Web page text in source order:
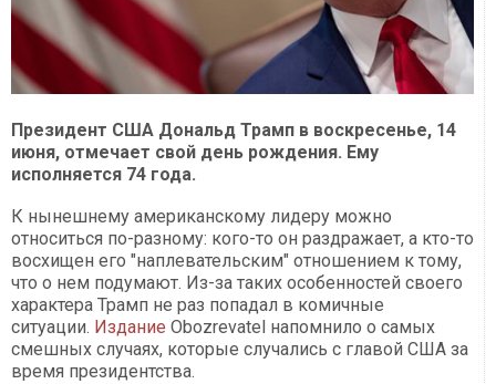
Президент США Дональд Трамп в воскресенье, 14
июня, отмечает свой день рождения. Ему
исполняется 74 года.
К нынешнему американскому лидеру можно
относиться по-разному: кого-то он раздражает, а кто-то
восхищен его "наплевательским" отношением к тому,
что о нем подумают. Из-за таких особенностей своего
характера Трамп не раз попадал в комичные
ситуации. Издание Оbozrevatel напомнило о самых
смешных случаях, которые случались с главой США за
время президентства.